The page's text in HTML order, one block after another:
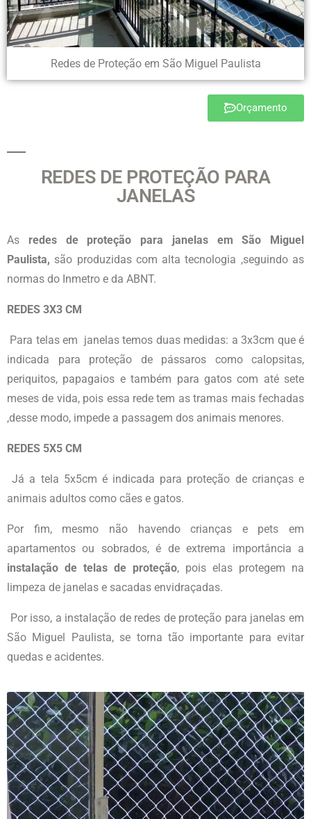
Redes de Proteção em São Miguel Paulista
Orçamento
REDES DE PROTEÇÃO PARA
JANELAS
As redes de proteção para janelas em São Miguel
Paulista, são produzidas com alta tecnologia ,seguindo as
normas do Inmetro e da ABNT.
REDES 3X3 CM
Para telas em janelas temos duas medidas: a 3x3cm que é
indicada para proteção de pássaros como calopsitas,
periquitos, papagaios e também para gatos com até sete
meses de vida, pois essa rede tem as tramas mais fechadas
,desse modo, impede a passagem dos animais menores.
REDES 5X5 CM
Já a tela 5x5cm é indicada para proteção de crianças e
animais adultos como cães e gatos.
Por fim, mesmo não havendo crianças e pets em
apartamentos ou sobrados, é de extrema importância a
instalação de telas de proteção, pois elas protegem na
limpeza de janelas e sacadas envidraçadas.
Por isso, a instalação de redes de proteção para janelas em
São Miguel Paulista, se torna tão importante para evitar
quedas e acidentes.